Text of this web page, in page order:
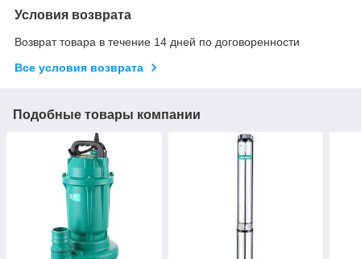
Условия возврата
Возврат товара в течение 14 дней по договоренности
Все условия возврата
Подобные товары компании